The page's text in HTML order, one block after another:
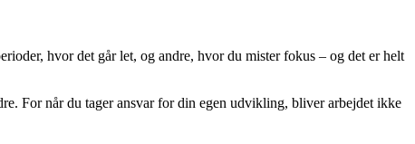
hvor det går let, og andre, hvor du mister fokus – og det er helt
For når du tager ansvar for din egen udvikling, bliver arbejdet ikke